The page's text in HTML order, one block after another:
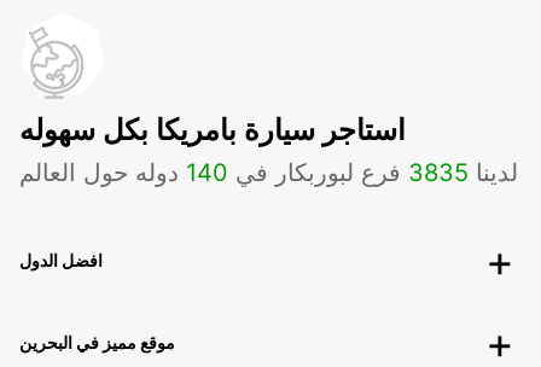
استاجر سيارة بامريكا بكل سهوله
لدينا 3835 فرع لبوربكار في 140 دوله حول العالم
افضل الدول
موقع مميز في البحرين